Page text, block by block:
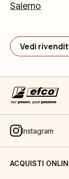
Salerno
Vedi
Instagram
ACQUISTI